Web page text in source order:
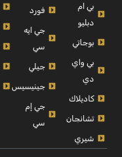
بي ام
دبليو
بوجاتي
بي واي
دي
كاديلاك
تشانجان
شيري
فورد
جي ايه
سي
جيلي
جينيسيس
جي إم
سي